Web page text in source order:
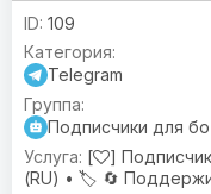
109
Telegram
Подписчики для
[
]
(RU) • 🏷️ 🔄